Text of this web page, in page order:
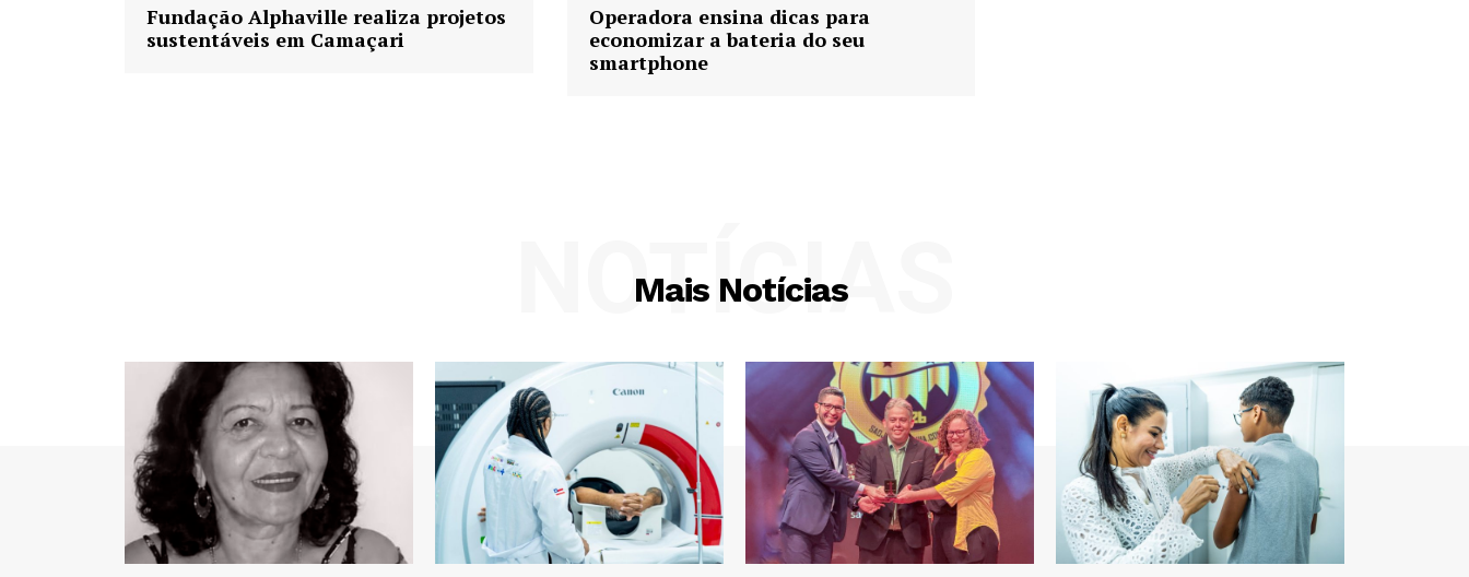
Fundação Alphaville realiza projetos
sustentáveis em Camaçari
Operadora ensina dicas para
economizar a bateria do seu
smartphone
Mais Notícias
NOTÍCIAS